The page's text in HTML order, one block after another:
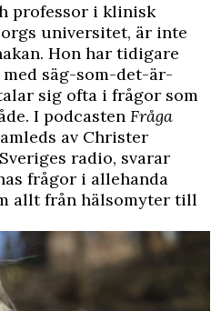
professor i klinisk
universitet, är inte
Hon har tidigare
säg-som-det-är-
sig ofta i frågor som
I podcasten Fråga
av Christer
radio, svarar
frågor i allehanda
allt från hälsomyter till